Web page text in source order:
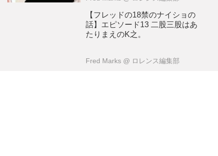
【フレッドの18禁のナイショの
話】エピソード13 二股三股はあ
たりまえのK之。
Fred Marks @ ロレンス編集部